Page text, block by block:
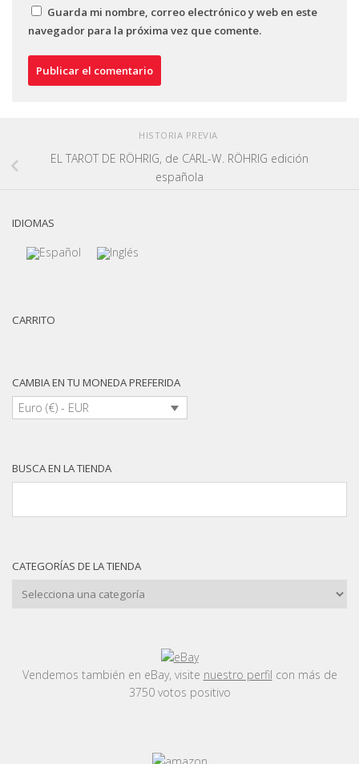
Guarda mi nombre, correo electrónico y web en este
navegador para la próxima vez que comente.
HISTORIA PREVIA
EL TAROT DE RÖHRIG, de CARL-W. RÖHRIG edición
española
IDIOMAS
CARRITO
CAMBIA EN TU MONEDA PREFERIDA
Euro (€) - EUR
BUSCA EN LA TIENDA
CATEGORÍAS DE LA TIENDA
Vendemos también en eBay, visite nuestro perfil con más de
3750 votos positivo